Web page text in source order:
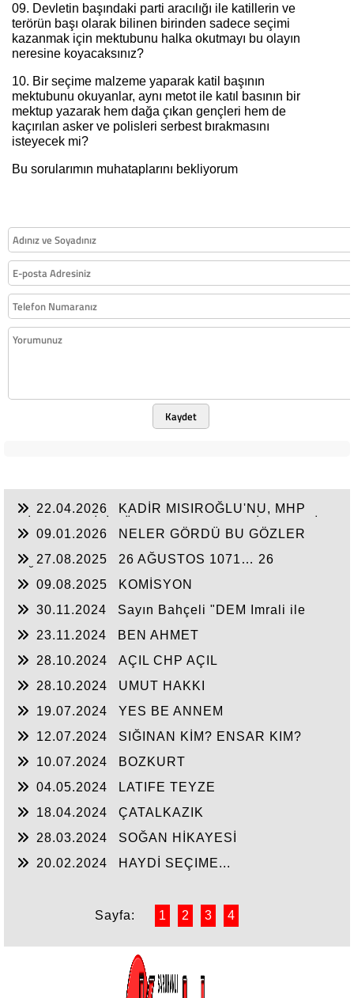
09. Devletin başındaki parti aracılığı ile katillerin ve
terörün başı olarak bilinen birinden sadece seçimi
kazanmak için mektubunu halka okutmayı bu olayın
neresine koyacaksınız?
10. Bir seçime malzeme yaparak katil başının
mektubunu okuyanlar, aynı metot ile katıl basının bir
mektup yazarak hem dağa çıkan gençleri hem de
kaçırılan asker ve polisleri serbest bırakmasını
isteyecek mi?
Bu sorularımın muhataplarını bekliyorum
Kaydet
22.04.2026
KADİR MISIROĞLU'NU, MHP
09.01.2026
NELER GÖRDÜ BU GÖZLER
27.08.2025
26 AĞUSTOS 1071… 26
09.08.2025
KOMİSYON
30.11.2024
Sayın Bahçeli "DEM Imrali ile
23.11.2024
BEN AHMET
28.10.2024
AÇIL CHP AÇIL
28.10.2024
UMUT HAKKI
19.07.2024
YES BE ANNEM
12.07.2024
SIĞINAN KİM? ENSAR KIM?
10.07.2024
BOZKURT
04.05.2024
LATIFE TEYZE
18.04.2024
ÇATALKAZIK
28.03.2024
SOĞAN HİKAYESİ
20.02.2024
HAYDİ SEÇIME...
Sayfa: 1 2 3 4